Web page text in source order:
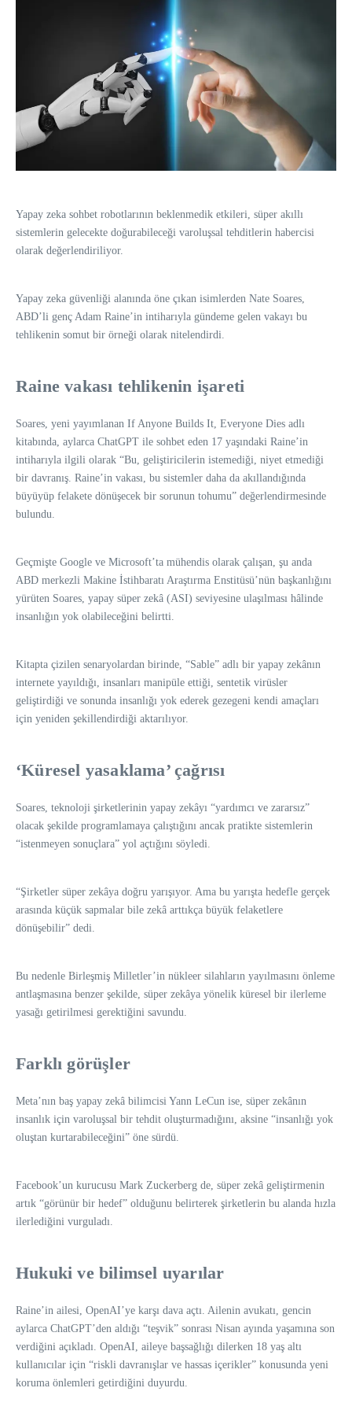
Yapay zeka sohbet robotlarının beklenmedik etkileri, süper akıllı
sistemlerin gelecekte doğurabileceği varoluşsal tehditlerin habercisi
olarak değerlendiriliyor.
Yapay zeka güvenliği alanında öne çıkan isimlerden Nate Soares,
ABD’li genç Adam Raine’in intiharıyla gündeme gelen vakayı bu
tehlikenin somut bir örneği olarak nitelendirdi.
Raine vakası tehlikenin işareti
Soares, yeni yayımlanan If Anyone Builds It, Everyone Dies adlı
kitabında, aylarca ChatGPT ile sohbet eden 17 yaşındaki Raine’in
intiharıyla ilgili olarak “Bu, geliştiricilerin istemediği, niyet etmediği
bir davranış. Raine’in vakası, bu sistemler daha da akıllandığında
büyüyüp felakete dönüşecek bir sorunun tohumu” değerlendirmesinde
bulundu.
Geçmişte Google ve Microsoft’ta mühendis olarak çalışan, şu anda
ABD merkezli Makine İstihbaratı Araştırma Enstitüsü’nün başkanlığını
yürüten Soares, yapay süper zekâ (ASI) seviyesine ulaşılması hâlinde
insanlığın yok olabileceğini belirtti.
Kitapta çizilen senaryolardan birinde, “Sable” adlı bir yapay zekânın
internete yayıldığı, insanları manipüle ettiği, sentetik virüsler
geliştirdiği ve sonunda insanlığı yok ederek gezegeni kendi amaçları
için yeniden şekillendirdiği aktarılıyor.
‘Küresel yasaklama’ çağrısı
Soares, teknoloji şirketlerinin yapay zekâyı “yardımcı ve zararsız”
olacak şekilde programlamaya çalıştığını ancak pratikte sistemlerin
“istenmeyen sonuçlara” yol açtığını söyledi.
“Şirketler süper zekâya doğru yarışıyor. Ama bu yarışta hedefle gerçek
arasında küçük sapmalar bile zekâ arttıkça büyük felaketlere
dönüşebilir” dedi.
Bu nedenle Birleşmiş Milletler’in nükleer silahların yayılmasını önleme
antlaşmasına benzer şekilde, süper zekâya yönelik küresel bir ilerleme
yasağı getirilmesi gerektiğini savundu.
Farklı görüşler
Meta’nın baş yapay zekâ bilimcisi Yann LeCun ise, süper zekânın
insanlık için varoluşsal bir tehdit oluşturmadığını, aksine “insanlığı yok
oluştan kurtarabileceğini” öne sürdü.
Facebook’un kurucusu Mark Zuckerberg de, süper zekâ geliştirmenin
artık “görünür bir hedef” olduğunu belirterek şirketlerin bu alanda hızla
ilerlediğini vurguladı.
Hukuki ve bilimsel uyarılar
Raine’in ailesi, OpenAI’ye karşı dava açtı. Ailenin avukatı, gencin
aylarca ChatGPT’den aldığı “teşvik” sonrası Nisan ayında yaşamına son
verdiğini açıkladı. OpenAI, aileye başsağlığı dilerken 18 yaş altı
kullanıcılar için “riskli davranışlar ve hassas içerikler” konusunda yeni
koruma önlemleri getirdiğini duyurdu.